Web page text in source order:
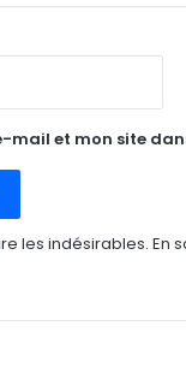
mail et mon site
les indésirables. En